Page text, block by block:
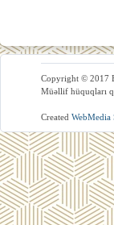
Copyright © 2017
Müəllif hüquqları
Created WebMedia